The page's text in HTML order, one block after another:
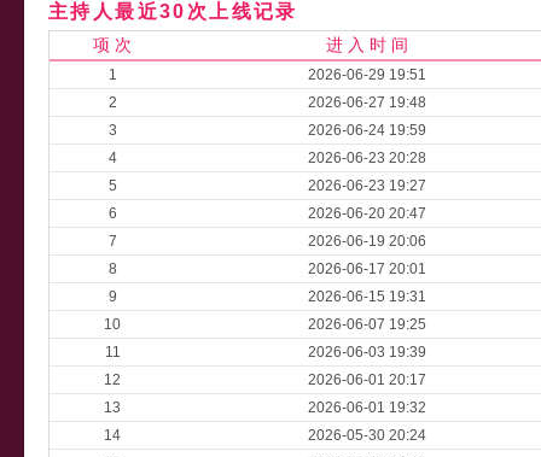
主持人最近30次上线记录
项 次 进 入 时 间
1
2026-06-29 19:51
2
2026-06-27 19:48
3
2026-06-24 19:59
4
2026-06-23 20:28
5
2026-06-23 19:27
6
2026-06-20 20:47
7
2026-06-19 20:06
8
2026-06-17 20:01
9
2026-06-15 19:31
10
2026-06-07 19:25
11
2026-06-03 19:39
12
2026-06-01 20:17
13
2026-06-01 19:32
14
2026-05-30 20:24